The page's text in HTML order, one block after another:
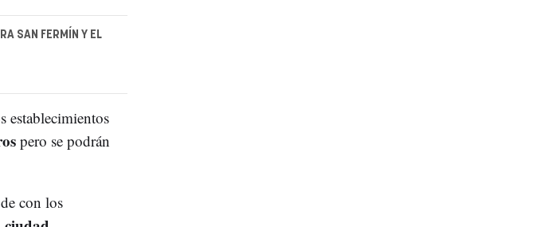
SAN FERMÍN Y EL
establecimientos
pero se podrán
con los